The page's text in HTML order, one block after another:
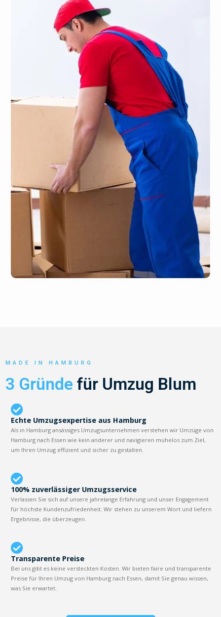
MADE IN HAMBURG
3 Gründe für Umzug Blum
Echte Umzugsexpertise aus Hamburg
Als in Hamburg ansässiges Umzugsunternehmen verstehen wir Umzüge von
Hamburg nach Essen wie kein anderer und navigieren mühelos zum Ziel,
um Ihren Umzug effizient und sicher zu gestalten.
100% zuverlässiger Umzugsservice
Verlassen Sie sich auf unsere jahrelange Erfahrung und unser Engagement
für höchste Kundenzufriedenheit. Wir stehen zu unserem Wort und liefern
Ergebnisse, die überzeugen.
Transparente Preise
Bei uns gibt es keine versteckten Kosten. Wir bieten faire und transparente
Preise für Ihren Umzug von Hamburg nach Essen, damit Sie genau wissen,
was Sie erwartet.